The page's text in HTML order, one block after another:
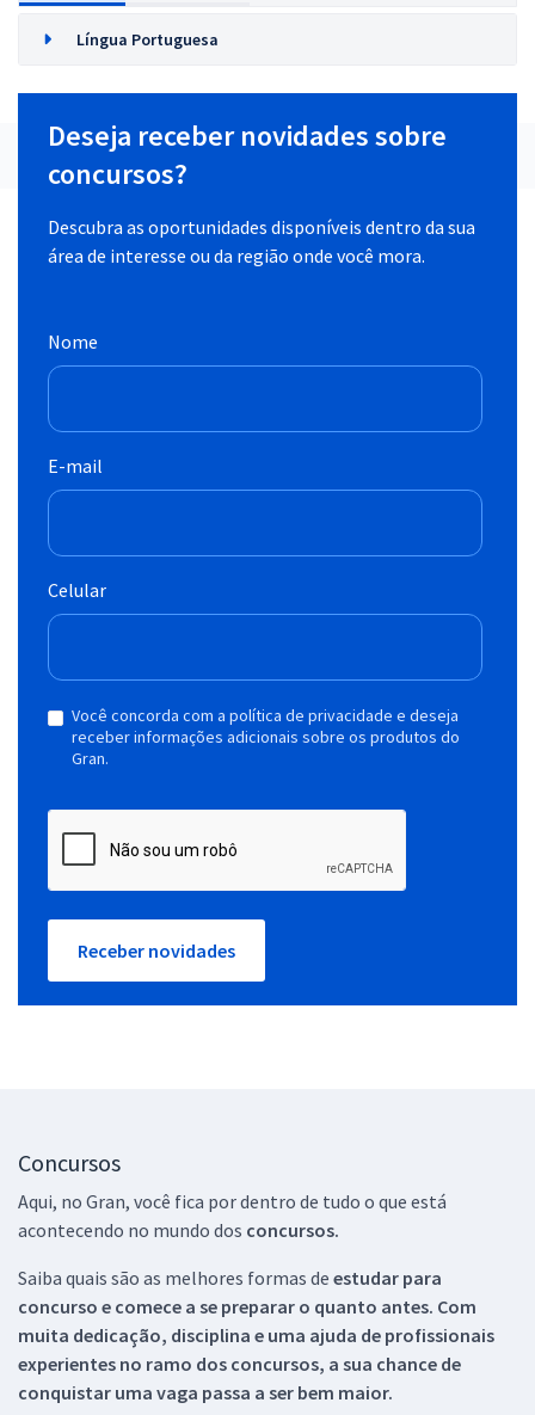
Língua Portuguesa
Deseja receber novidades sobre
concursos?
Descubra as oportunidades disponíveis dentro da sua
área de interesse ou da região onde você mora.
Nome
E-mail
Celular
Você concorda com a política de privacidade e deseja
receber informações adicionais sobre os produtos do
Gran.
Receber novidades
Concursos
Aqui, no Gran, você fica por dentro de tudo o que está
acontecendo no mundo dos concursos.
Saiba quais são as melhores formas de estudar para
concurso e comece a se preparar o quanto antes. Com
muita dedicação, disciplina e uma ajuda de profissionais
experientes no ramo dos concursos, a sua chance de
conquistar uma vaga passa a ser bem maior.